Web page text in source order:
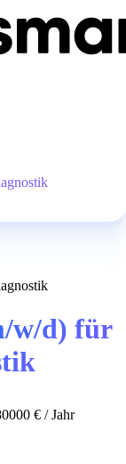
w/d) für
€ / Jahr